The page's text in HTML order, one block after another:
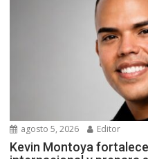
agosto 5, 2026 Editor
Kevin Montoya